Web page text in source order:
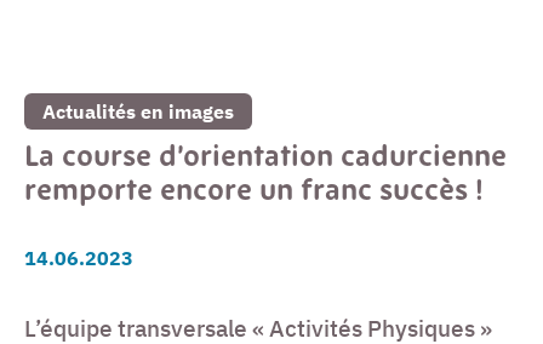
Paramètres
d’accessibilité
Contenu
Pied de page
Actualités en images
La course d’orientation cadurcienne
remporte encore un franc succès !
14.06.2023
L’équipe transversale « Activités Physiques »